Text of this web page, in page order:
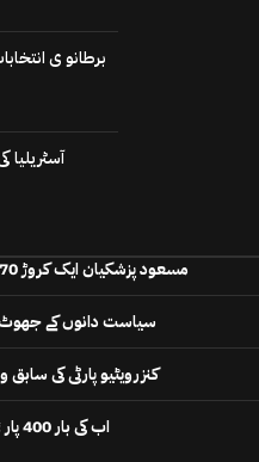
برطانو ی
آسٹریلیا
مسعود پزشکیان ایک کروڑ 70 لاکھ ووٹ حاصل کرکے ایران کے صدر بن گئے
سیاست دانوں کے جھوٹ
کنزرویٹیو پارٹی کی
اب کی بار 400 پار ؛ مودی کانعرہ سرکیئر سٹارمر نے پورا کردکھایا